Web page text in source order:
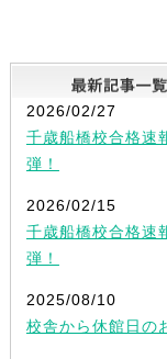
2026/02/27
千歳船橋校合格速
弾！
2026/02/15
千歳船橋校合格速
弾！
2025/08/10
校舎から休館日の